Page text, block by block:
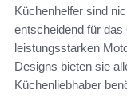
Küchenhelfer sind
entscheidend für
leistungsstarken
Designs bieten sie
Küchenliebhaber